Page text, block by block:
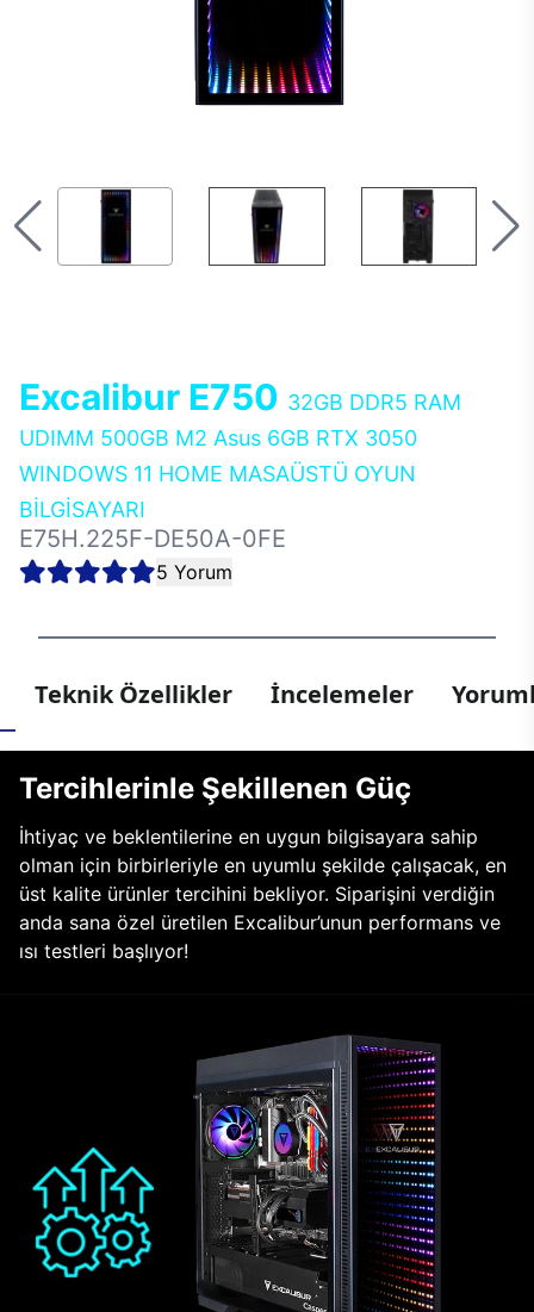
Excalibur E750 32GB DDR5 RAM
UDIMM 500GB M2 Asus 6GB RTX 3050
WINDOWS 11 HOME MASAÜSTÜ OYUN
BİLGİSAYARI
E75H.225F-DE50A-0FE
5 Yorum
Teknik Özellikler İncelemeler
Tercihlerinle Şekillenen Güç
İhtiyaç ve beklentilerine en uygun bilgisayara sahip
olman için birbirleriyle en uyumlu şekilde çalışacak, en
üst kalite ürünler tercihini bekliyor. Siparişini verdiğin
anda sana özel üretilen Excalibur’unun performans ve
ısı testleri başlıyor!